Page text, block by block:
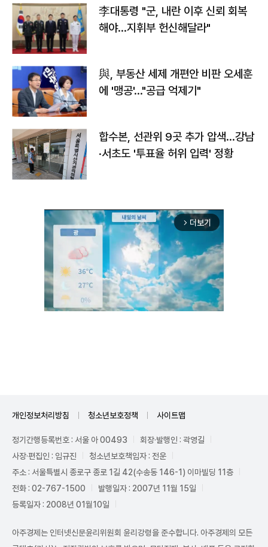
李대통령 "군, 내란 이후 신뢰 회복
해야…지휘부 헌신해달라"
與, 부동산 세제 개편안 비판 오세훈
에 '맹공'…"공급 억제기"
합수본, 선관위 9곳 추가 압색…강남
·서초도 '투표율 허위 입력' 정황
arrow_forward_ios 더보기
개인정보처리방침 청소년보호정책 사이트맵
정기간행등록번호 : 서울 아 00493
회장·발행인 : 곽영길
사장·편집인 : 임규진
청소년보호책임자 : 전운
주소 : 서울특별시 종로구 종로 1길 42(수송동 146-1) 이마빌딩 11층
전화 : 02-767-1500
발행일자 : 2007년 11월 15일
등록일자 : 2008년 01월10일
아주경제는 인터넷신문윤리위원회 윤리강령을 준수합니다. 아주경제의 모든